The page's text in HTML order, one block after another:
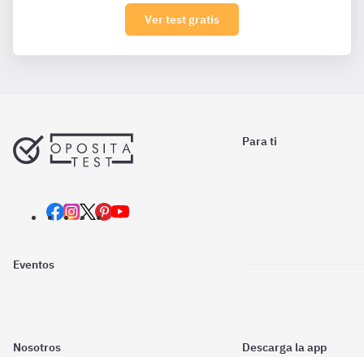
Ver test gratis
Para ti
Eventos
Nosotros Descarga la app